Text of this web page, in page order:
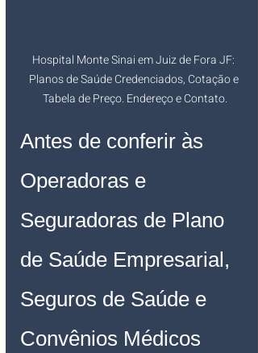
Hospital Monte Sinai em Juiz de Fora JF:
Planos de Saúde Credenciados, Cotação e
Tabela de Preço. Endereço e Contato.
Antes de conferir às
Operadoras e
Seguradoras de Plano
de Saúde Empresarial,
Seguros de Saúde e
Convênios Médicos